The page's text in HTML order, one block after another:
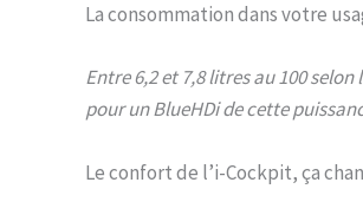
La consommation dans votre
Entre 6,2 et 7,8 litres au 100
pour un BlueHDi de cette
Le confort de l’i-Cockpit, ça